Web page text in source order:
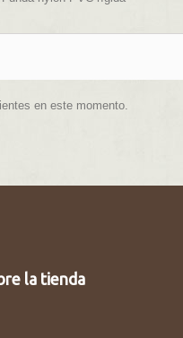
en este momento.
la tienda